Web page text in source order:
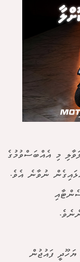
މި އެއްބަސްވުމުގެ
ނުވާނެ އެވެ.
ފައުޖުން